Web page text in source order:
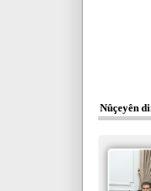
Nûçeyên